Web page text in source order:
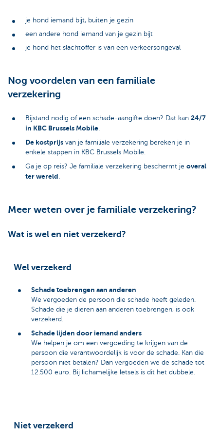
je hond iemand bijt, buiten je gezin
een andere hond iemand van je gezin bijt
je hond het slachtoffer is van een verkeersongeval
Nog voordelen van een familiale
verzekering
Bijstand nodig of een schade-aangifte doen? Dat kan 24/7
in KBC Brussels Mobile.
De kostprijs van je familiale verzekering bereken je in
enkele stappen in KBC Brussels Mobile.
Ga je op reis? Je familiale verzekering beschermt je overal
ter wereld.
Meer weten over je familiale verzekering?
Wat is wel en niet verzekerd?
Wel verzekerd
Schade toebrengen aan anderen
We vergoeden de persoon die schade heeft geleden.
Schade die je dieren aan anderen toebrengen, is ook
verzekerd.
Schade lijden door iemand anders
We helpen je om een vergoeding te krijgen van de
persoon die verantwoordelijk is voor de schade. Kan die
persoon niet betalen? Dan vergoeden we de schade tot
12.500 euro. Bij lichamelijke letsels is dit het dubbele.
Niet verzekerd